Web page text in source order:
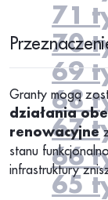
71
70
69
68
67
66
65
Granty mogą
działania
renowacyjne
stanu
infrastruktury